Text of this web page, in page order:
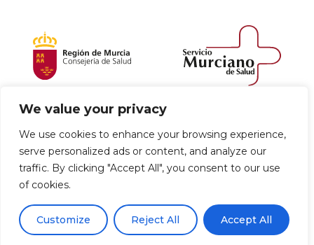
We value your privacy
We use cookies to enhance your browsing experience,
serve personalized ads or content, and analyze our
traffic. By clicking "Accept All", you consent to our use
of cookies.
Customize Reject All Accept All
Política de envío y devoluciones
Política de privacidad Uso de cookies
Declaración de Accesibilidad